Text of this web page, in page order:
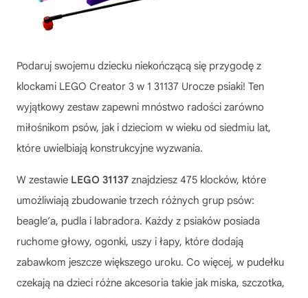
Podaruj swojemu dziecku niekończącą się przygodę z
klockami LEGO Creator 3 w 1 31137 Urocze psiaki! Ten
wyjątkowy zestaw zapewni mnóstwo radości zarówno
miłośnikom psów, jak i dzieciom w wieku od siedmiu lat,
które uwielbiają konstrukcyjne wyzwania.
W zestawie LEGO 31137 znajdziesz 475 klocków, które
umożliwiają zbudowanie trzech różnych grup psów:
beagle’a, pudla i labradora. Każdy z psiaków posiada
ruchome głowy, ogonki, uszy i łapy, które dodają
zabawkom jeszcze większego uroku. Co więcej, w pudełku
czekają na dzieci różne akcesoria takie jak miska, szczotka,